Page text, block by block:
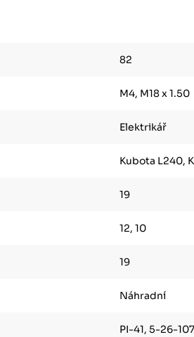
82
M4, M18 x 1.50
Elektrikář
Kubota L240,
19
12, 10
19
Náhradní
PI-41, 5-26-